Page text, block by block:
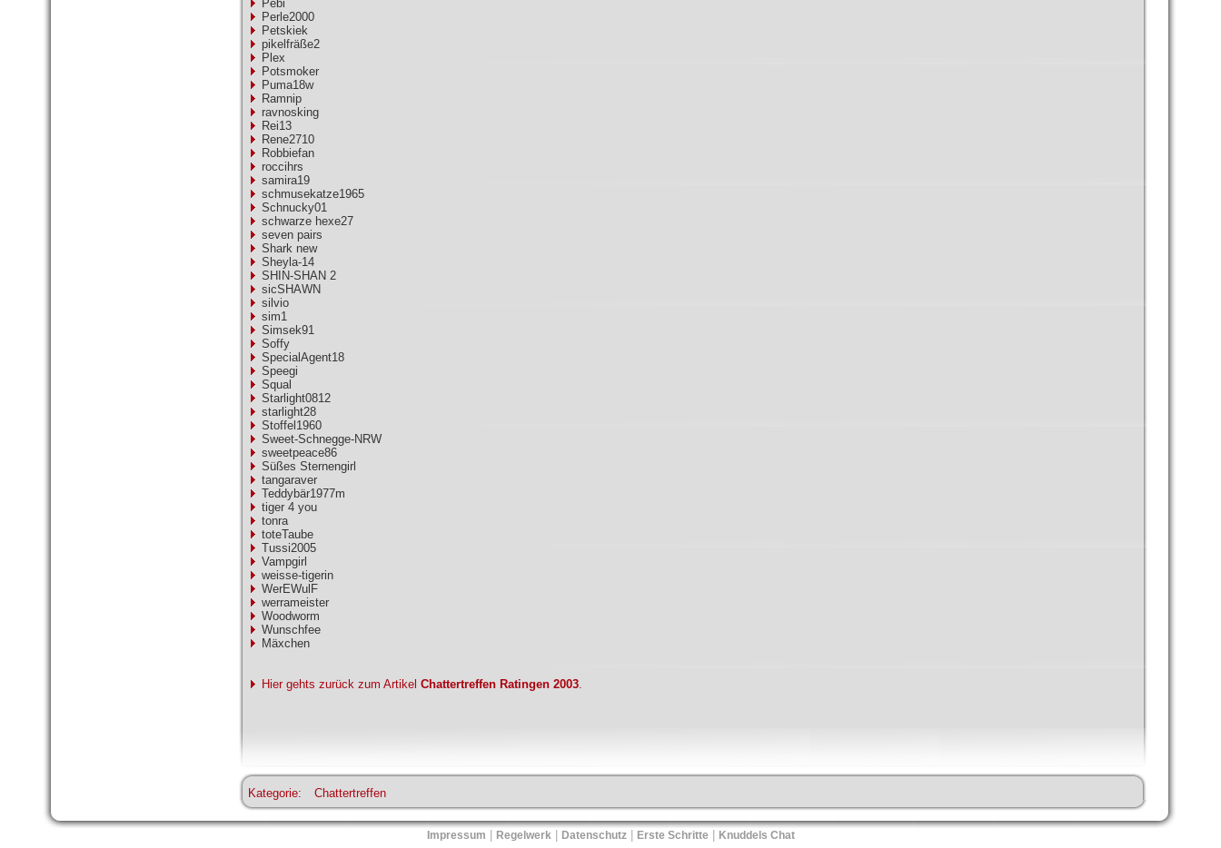
Pebi
Perle2000
Petskiek
pikelfräße2
Plex
Potsmoker
Puma18w
Ramnip
ravnosking
Rei13
Rene2710
Robbiefan
roccihrs
samira19
schmusekatze1965
Schnucky01
schwarze hexe27
seven pairs
Shark new
Sheyla-14
SHIN-SHAN 2
sicSHAWN
silvio
sim1
Simsek91
Soffy
SpecialAgent18
Speegi
Squal
Starlight0812
starlight28
Stoffel1960
Sweet-Schnegge-NRW
sweetpeace86
Süßes Sternengirl
tangaraver
Teddybär1977m
tiger 4 you
tonra
toteTaube
Tussi2005
Vampgirl
weisse-tigerin
WerEWulF
werrameister
Woodworm
Wunschfee
Mäxchen
Hier gehts zurück zum Artikel Chattertreffen Ratingen 2003.
Kategorie: Chattertreffen
Impressum Regelwerk| Datenschutz| Erste Schritte Knuddels Chat